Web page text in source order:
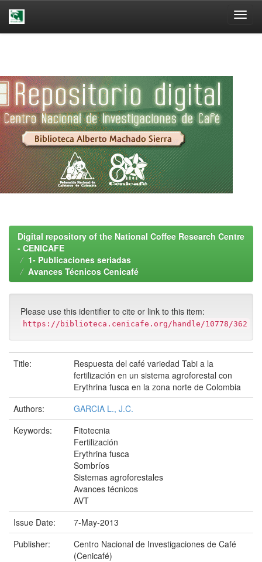
Digital repository of the National Coffee Research Centre
- CENICAFE
1- Publicaciones seriadas
Avances Técnicos Cenicafé
Please use this identifier to cite or link to this item:
https://biblioteca.cenicafe.org/handle/10778/362
Title:
Respuesta del café variedad Tabi a la
fertilización en un sistema agroforestal con
Erythrina fusca en la zona norte de Colombia
Authors:
GARCIA L., J.C.
Keywords:
Fitotecnia
Fertilización
Erythrina fusca
Sombríos
Sistemas agroforestales
Avances técnicos
AVT
Issue Date:
7-May-2013
Publisher:
Centro Nacional de Investigaciones de Café
(Cenicafé)